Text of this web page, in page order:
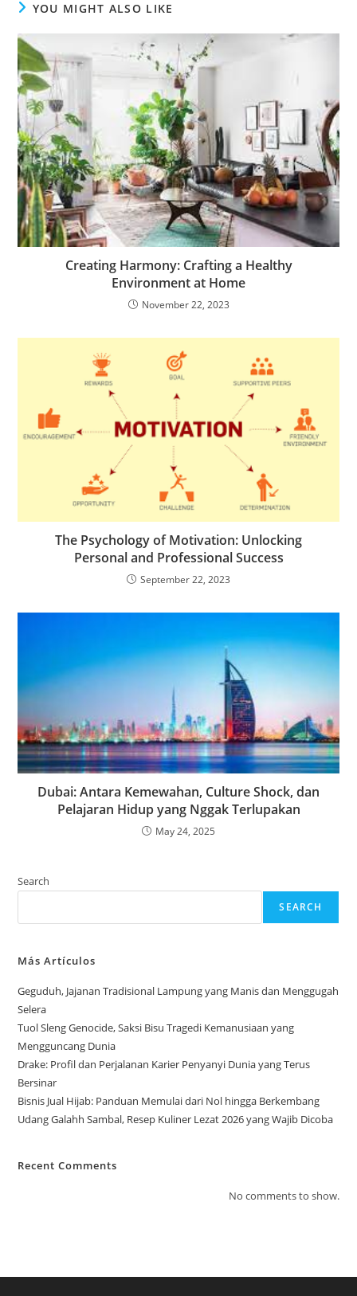
YOU MIGHT ALSO LIKE
Creating Harmony: Crafting a Healthy
Environment at Home
November 22, 2023
The Psychology of Motivation: Unlocking
Personal and Professional Success
September 22, 2023
Dubai: Antara Kemewahan, Culture Shock, dan
Pelajaran Hidup yang Nggak Terlupakan
May 24, 2025
Search
SEARCH
Más Artículos
Geguduh, Jajanan Tradisional Lampung yang Manis dan Menggugah
Selera
Tuol Sleng Genocide, Saksi Bisu Tragedi Kemanusiaan yang
Mengguncang Dunia
Drake: Profil dan Perjalanan Karier Penyanyi Dunia yang Terus
Bersinar
Bisnis Jual Hijab: Panduan Memulai dari Nol hingga Berkembang
Udang Galahh Sambal, Resep Kuliner Lezat 2026 yang Wajib Dicoba
Recent Comments
No comments to show.